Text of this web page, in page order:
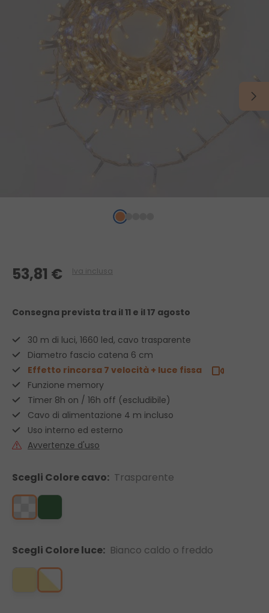
53,81 € Iva inclusa
Consegna prevista tra il 11 e il 17 agosto
30 m di luci, 1660 led, cavo trasparente
Diametro fascio catena 6 cm
Effetto rincorsa 7 velocità + luce fissa
Funzione memory
Timer 8h on / 16h off (escludibile)
Cavo di alimentazione 4 m incluso
Uso interno ed esterno
Avvertenze d'uso
Scegli Colore cavo: Trasparente
Scegli Colore luce: Bianco caldo o freddo